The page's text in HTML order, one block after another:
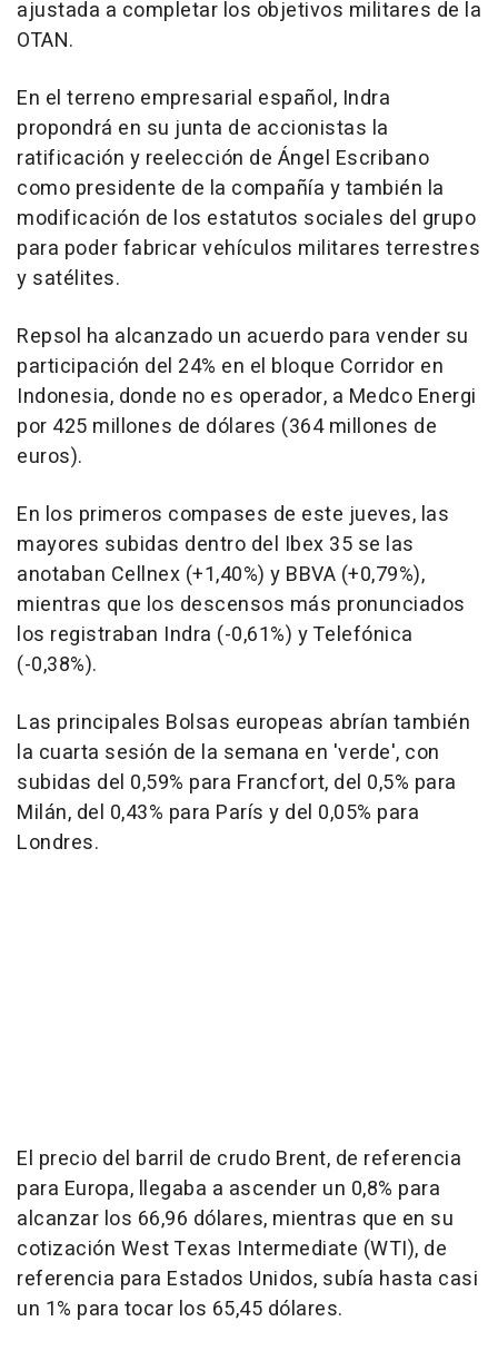
ajustada a completar los objetivos militares de la
OTAN.
En el terreno empresarial español, Indra
propondrá en su junta de accionistas la
ratificación y reelección de Ángel Escribano
como presidente de la compañía y también la
modificación de los estatutos sociales del grupo
para poder fabricar vehículos militares terrestres
y satélites.
Repsol ha alcanzado un acuerdo para vender su
participación del 24% en el bloque Corridor en
Indonesia, donde no es operador, a Medco Energi
por 425 millones de dólares (364 millones de
euros).
En los primeros compases de este jueves, las
mayores subidas dentro del Ibex 35 se las
anotaban Cellnex (+1,40%) y BBVA (+0,79%),
mientras que los descensos más pronunciados
los registraban Indra (-0,61%) y Telefónica
(-0,38%).
Las principales Bolsas europeas abrían también
la cuarta sesión de la semana en 'verde', con
subidas del 0,59% para Francfort, del 0,5% para
Milán, del 0,43% para París y del 0,05% para
Londres.
El precio del barril de crudo Brent, de referencia
para Europa, llegaba a ascender un 0,8% para
alcanzar los 66,96 dólares, mientras que en su
cotización West Texas Intermediate (WTI), de
referencia para Estados Unidos, subía hasta casi
un 1% para tocar los 65,45 dólares.